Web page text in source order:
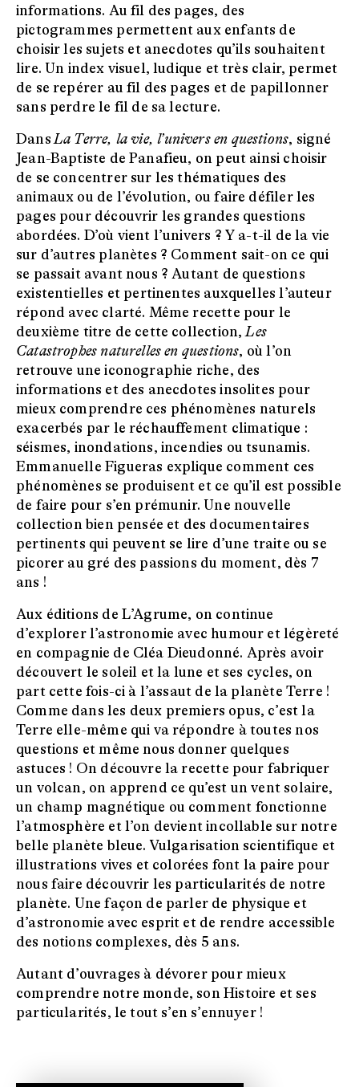
informations. Au fil des pages, des
pictogrammes permettent aux enfants de
choisir les sujets et anecdotes qu’ils souhaitent
lire. Un index visuel, ludique et très clair, permet
de se repérer au fil des pages et de papillonner
sans perdre le fil de sa lecture.
DansLa Terre, la vie, l’univers en questions, signé
Jean-Baptiste de Panafieu, on peut ainsi choisir
de se concentrer sur les thématiques des
animaux ou de l’évolution, ou faire défiler les
pages pour découvrir les grandes questions
abordées. D’où vient l’univers ? Y a-t-il de la vie
sur d’autres planètes ? Comment sait-on ce qui
se passait avant nous ? Autant de questions
existentielles et pertinentes auxquelles l’auteur
répond avec clarté. Même recette pour le
deuxième titre de cette collection,Les
Catastrophes naturelles en questions, où l’on
retrouve une iconographie riche, des
informations et des anecdotes insolites pour
mieux comprendre ces phénomènes naturels
exacerbés par le réchauffement climatique :
séismes, inondations, incendies ou tsunamis.
Emmanuelle Figueras explique comment ces
phénomènes se produisent et ce qu’il est possible
de faire pour s’en prémunir. Une nouvelle
collection bien pensée et des documentaires
pertinents qui peuvent se lire d’une traite ou se
picorer au gré des passions du moment, dès 7
ans !
Aux éditions de L’Agrume, on continue
d’explorer l’astronomie avec humour et légèreté
en compagnie de Cléa Dieudonné. Après avoir
découvert le soleil et la lune et ses cycles, on
part cette fois-ci à l’assaut de la planète Terre !
Comme dans les deux premiers opus, c’est la
Terre elle-même qui va répondre à toutes nos
questions et même nous donner quelques
astuces ! On découvre la recette pour fabriquer
un volcan, on apprend ce qu’est un vent solaire,
un champ magnétique ou comment fonctionne
l’atmosphère et l’on devient incollable sur notre
belle planète bleue. Vulgarisation scientifique et
illustrations vives et colorées font la paire pour
nous faire découvrir les particularités de notre
planète. Une façon de parler de physique et
d’astronomie avec esprit et de rendre accessible
des notions complexes, dès 5 ans.
Autant d’ouvrages à dévorer pour mieux
comprendre notre monde, son Histoire et ses
particularités, le tout s’en s’ennuyer !